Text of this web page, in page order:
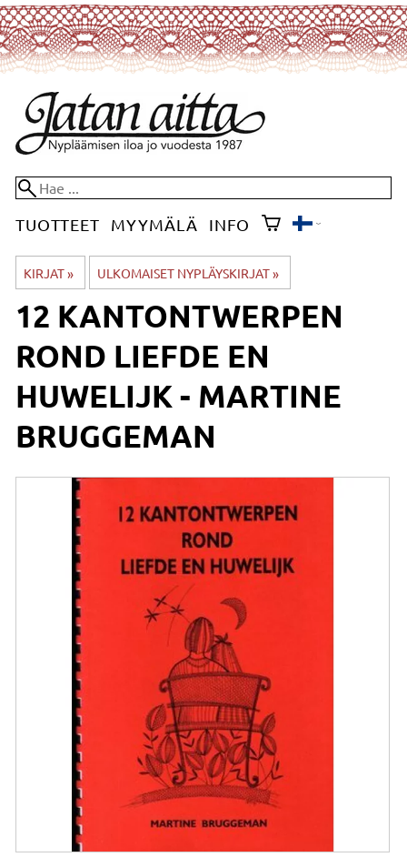
TUOTTEET MYYMÄLÄ INFO
KIRJAT‪» ULKOMAISET NYPLÄYSKIRJAT‪»
12 KANTONTWERPEN
ROND LIEFDE EN
HUWELIJK - MARTINE
BRUGGEMAN